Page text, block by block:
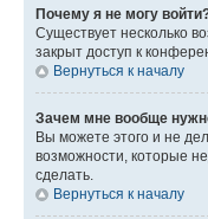
Почему я не могу
Существует несколько
закрыт доступ к
Вернуться к началу
Зачем мне вообще
Вы можете этого и не
возможности, которые
сделать.
Вернуться к началу